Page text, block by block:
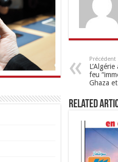
Précédent
feu
Ghaza
Related